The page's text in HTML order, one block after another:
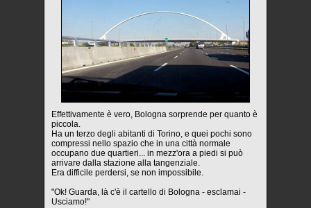
Effettivamente è vero, Bologna sorprende per quanto è
piccola.
Ha un terzo degli abitanti di Torino, e quei pochi sono
compressi nello spazio che in una città normale
occupano due quartieri... in mezz'ora a piedi si può
arrivare dalla stazione alla tangenziale.
Era difficile perdersi, se non impossibile.
"Ok! Guarda, là c'è il cartello di Bologna - esclamai -
Usciamo!"